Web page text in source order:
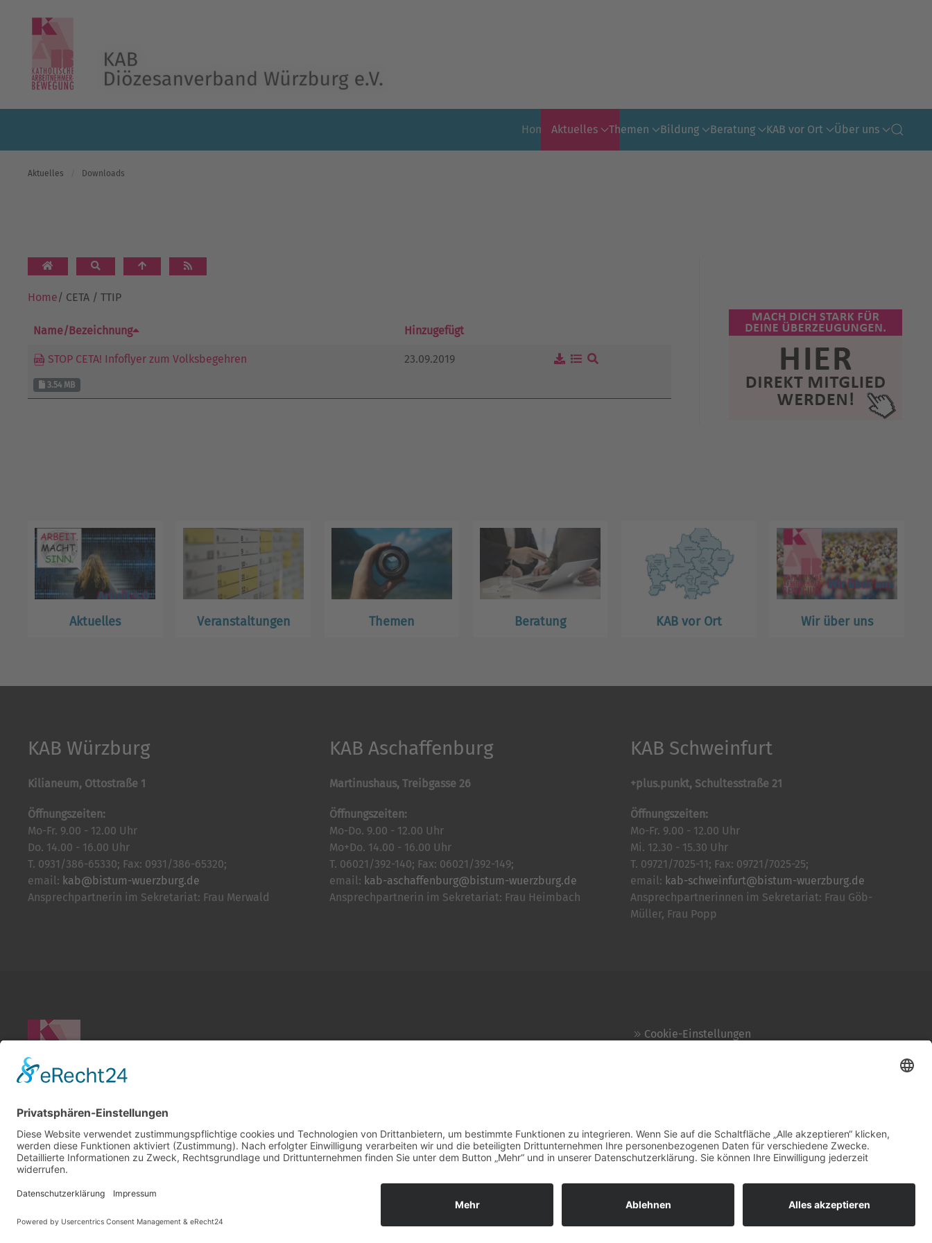
Skip to main content
Home Aktuelles Themen Bildung Beratung KAB vor Ort Über uns
Aktuelles Downloads
Home/ CETA / TTIP
Name/Bezeichnung Hinzugefügt
STOP CETA! Infoflyer zum Volksbegehren
3.54 MB
23.09.2019
Aktuelles Veranstaltungen Themen Beratung KAB vor Ort Wir über uns
KAB Würzburg
Kilianeum, Ottostraße 1
Öffnungszeiten:
Mo-Fr. 9.00 - 12.00 Uhr
Do. 14.00 - 16.00 Uhr
T. 0931/386-65330; Fax: 0931/386-65320;
email: kab@bistum-wuerzburg.de
Ansprechpartnerin im Sekretariat: Frau Merwald
KAB Aschaffenburg
Martinushaus, Treibgasse 26
Öffnungszeiten:
Mo-Do. 9.00 - 12.00 Uhr
Mo+Do. 14.00 - 16.00 Uhr
T. 06021/392-140; Fax: 06021/392-149;
email: kab-aschaffenburg@bistum-wuerzburg.de
Ansprechpartnerin im Sekretariat: Frau Heimbach
KAB Schweinfurt
+plus.punkt, Schultesstraße 21
Öffnungszeiten:
Mo-Fr. 9.00 - 12.00 Uhr
Mi. 12.30 - 15.30 Uhr
T. 09721/7025-11; Fax: 09721/7025-25;
email: kab-schweinfurt@bistum-wuerzburg.de
Ansprechpartnerinnen im Sekretariat: Frau Göb-
Müller, Frau Popp
Cookie-Einstellungen
AGB + Datenschutz